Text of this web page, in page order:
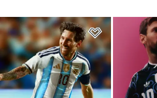
Lägg till på